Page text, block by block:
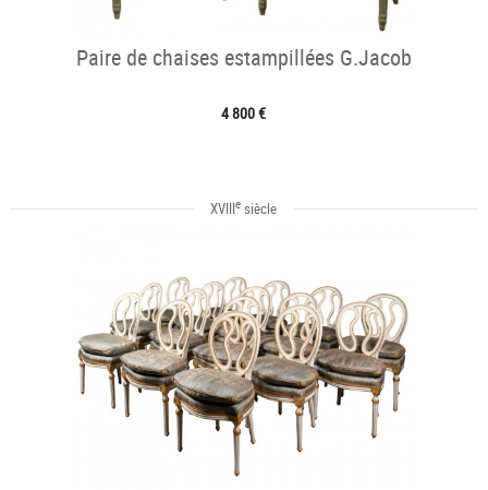
Paire de chaises estampillées G.Jacob
4 800 €
XVIIIe siècle